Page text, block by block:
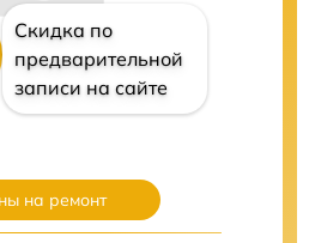
Скидка по
предварительной
записи на сайте
на ремонт